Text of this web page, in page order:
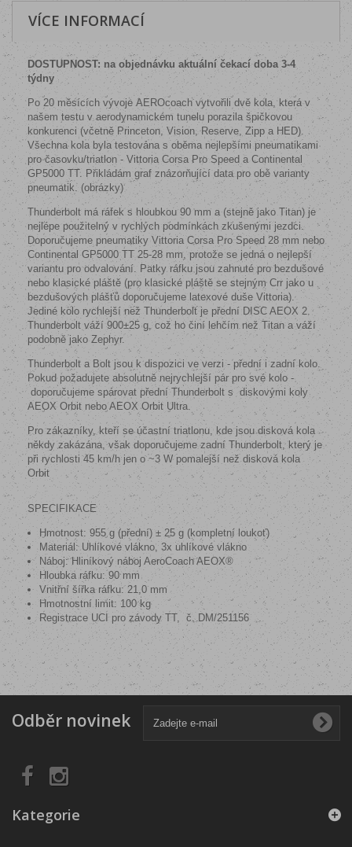
VÍCE INFORMACÍ
DOSTUPNOST: na objednávku aktuální čekací doba 3-4
týdny
Po 20 měsících vývoje AEROcoach vytvořili dvě kola, která v
našem testu v aerodynamickém tunelu porazila špičkovou
konkurenci (včetně Princeton, Vision, Reserve, Zipp a HED).
Všechna kola byla testována s oběma nejlepšími pneumatikami
pro časovku/triatlon - Vittoria Corsa Pro Speed ​​a Continental
GP5000 TT. Přikládám graf znázorňující data pro obě varianty
pneumatik. (obrázky)
Thunderbolt má ráfek s hloubkou 90 mm a (stejně jako Titan) je
nejlépe použitelný v rychlých podmínkách zkušenými jezdci.
Doporučujeme pneumatiky Vittoria Corsa Pro Speed ​​28 mm nebo
Continental GP5000 TT 25-28 mm, protože se jedná o nejlepší
variantu pro odvalování. Patky ráfku jsou zahnuté pro bezdušové
nebo klasické pláště (pro klasické pláště se stejným Crr jako u
bezdušových plášťů doporučujeme latexové duše Vittoria).
Jediné kolo rychlejší než Thunderbolt je přední DISC AEOX 2.
Thunderbolt váží 900±25 g, což ho činí lehčím než Titan a váží
podobně jako Zephyr.
Thunderbolt a Bolt jsou k dispozici ve verzi - přední i zadní kolo.
Pokud požadujete absolutně nejrychlejší pár pro své kolo -
doporučujeme spárovat přední Thunderbolt s diskovými koly
AEOX Orbit nebo AEOX Orbit Ultra.
Pro zákazníky, kteří se účastní triatlonu, kde jsou disková kola
někdy zakázána, však doporučujeme zadní Thunderbolt, který je
při rychlosti 45 km/h jen o ~3 W pomalejší než disková kola
Orbit
SPECIFIKACE
Hmotnost: 955 g (přední) ± 25 g (kompletní loukoť)
Materiál: Uhlíkové vlákno, 3x uhlíkové vlákno
Náboj: Hliníkový náboj AeroCoach AEOX®
Hloubka ráfku: 90 mm
Vnitřní šířka ráfku: 21,0 mm
Hmotnostní limit: 100 kg
Registrace UCI pro závody TT, č. DM/251156
Odběr novinek
Kategorie